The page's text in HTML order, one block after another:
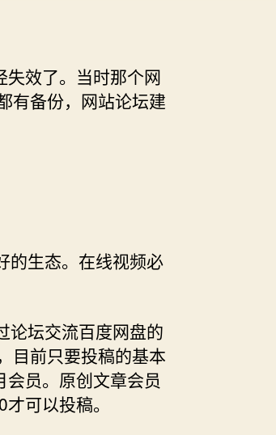
效了。当时那个网
有备份，网站论坛建
的生态。在线视频必
论坛交流百度网盘的
目前只要投稿的基本
员。原创文章会员
可以投稿。